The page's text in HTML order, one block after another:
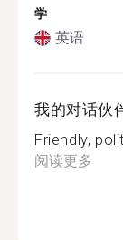
学
英语
我的对话伙
Friendly,
阅读更多